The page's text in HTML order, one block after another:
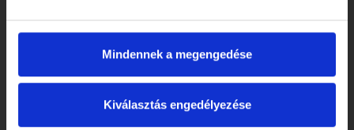
Mindennek a megengedése
Kiválasztás engedélyezése
Ballagás, ahogyan megérdemled: ünnepelj stílusosan és
gluténmentesen a Tibidabóban